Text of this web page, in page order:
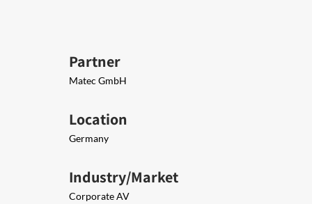
Partner
Matec GmbH
Location
Germany
Industry/Market
Corporate AV